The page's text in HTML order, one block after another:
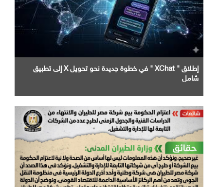
إطلاق " XChat " في خطوة جديدة نحو تحويل X إلى تطبيق
شامل